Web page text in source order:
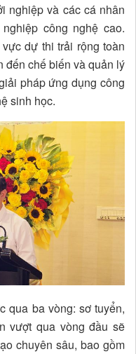
nghiệp và các cá nhân
công nghệ cao.
dự thi trải rộng toàn
đến chế biến và quản lý
pháp ứng dụng công
sinh học.
qua ba vòng: sơ tuyển,
vượt qua vòng đầu sẽ
chuyên sâu, bao gồm